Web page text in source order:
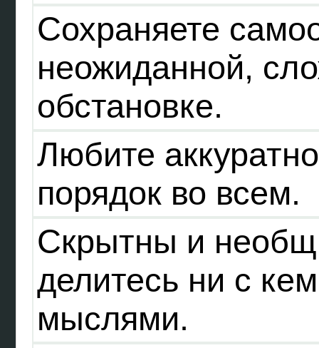
Сохраняете
неожиданной,
обстановке.
Любите
порядок во всем.
Скрытны и
делитесь ни с
мыслями.